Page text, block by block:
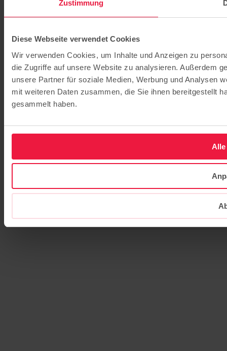
Zustimmung
Diese Webseite verwendet Cookies
Wir verwenden Cookies, um Inhalte und Anzeigen zu
die Zugriffe auf unsere Website zu analysieren. Außerdem
unsere Partner für soziale Medien, Werbung und Analysen
mit weiteren Daten zusammen, die Sie ihnen bereitgestellt
gesammelt haben.
Alle